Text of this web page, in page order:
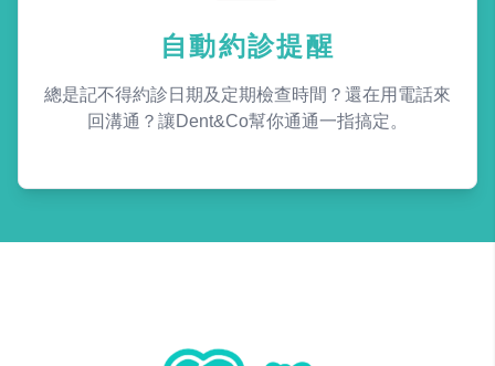
自動約診提醒
總是記不得約診日期及定期檢查時間？還在用電話來
回溝通？讓Dent&Co幫你通通一指搞定。